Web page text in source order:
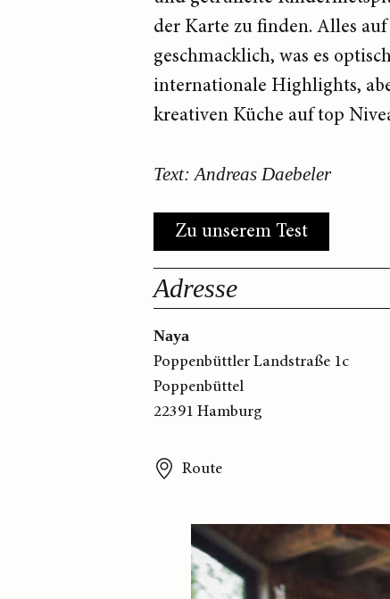
der Karte zu finden. Alles
geschmacklich, was es
internationale Highlights,
kreativen Küche auf top
Text: Andreas Daebeler
Zu unserem Test
Adresse
Naya
Poppenbüttler Landstraße 1c
Poppenbüttel
22391 Hamburg
Route